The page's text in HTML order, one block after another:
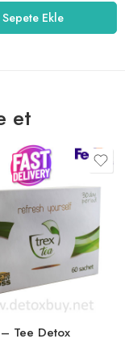
Sepete Ekle
et
Tee Detox